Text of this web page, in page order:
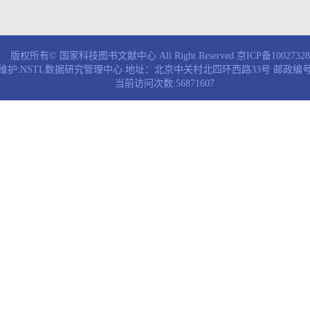
版权所有© 国家科技图书文献中心 All Right Reserved.京ICP备
护:NSTL数据研究管理中心 地址：北京中关村北四环西路33号 邮政编
当前访问次数:56871607